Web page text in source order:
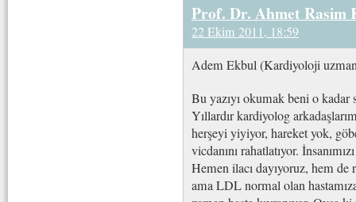
Prof. Dr. Ahmet Rasim
22 Ekim 2011, 18:59
Adem Ekbul (Kardiyoloji
Bu yazıyı okumak beni o
Yıllardır kardiyolog
herşeyi yiyiyor, hareket yok,
vicdanını rahatlatıyor.
Hemen ilacı dayıyoruz, hem
ama LDL normal olan